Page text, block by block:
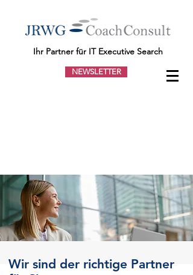
Ihr Partner für IT Executive Search
NEWSLETTER
Wir sind der richtige Partner